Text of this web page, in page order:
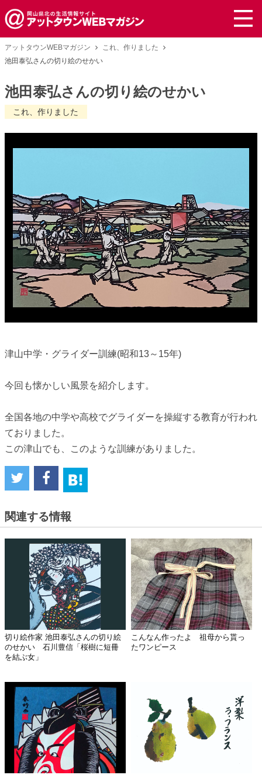
アットタウンWEBマガジン
これ、作りました
池田泰弘さんの切り絵のせかい
池田泰弘さんの切り絵のせかい
これ、作りました
津山中学・グライダー訓練(昭和13～15年)
今回も懐かしい風景を紹介します。
全国各地の中学や高校でグライダーを操縦する教育が行われ
ておりました。
この津山でも、このような訓練がありました。
関連する情報
切り絵作家 池田泰弘さんの切り絵
のせかい 石川豊信「桜樹に短冊
を結ぶ女」
こんなん作ったよ 祖母から貰っ
たワンピース